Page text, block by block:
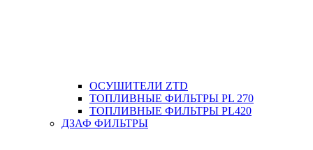
ОСУШИТЕЛИ ZTD
ТОПЛИВНЫЕ ФИЛЬТРЫ PL 270
ТОПЛИВНЫЕ ФИЛЬТРЫ PL420
ДЗАФ ФИЛЬТРЫ